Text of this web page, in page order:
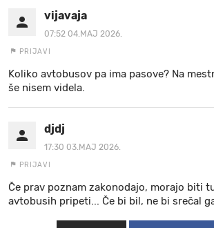
vijavaja
07:52 04.MAJ 2026.
PRIJAVI
Koliko avtobusov pa ima pasove? Na
še nisem videla.
djdj
17:30 03.MAJ 2026.
PRIJAVI
Če prav poznam zakonodajo, morajo biti
avtobusih pripeti... Če bi bil, ne bi srečal